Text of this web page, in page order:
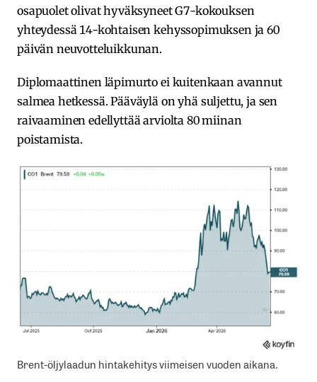
osapuolet olivat hyväksyneet G7-kokouksen
yhteydessä 14-kohtaisen kehyssopimuksen ja 60
päivän neuvotteluikkunan.
Diplomaattinen läpimurto ei kuitenkaan avannut
salmea hetkessä. Pääväylä on yhä suljettu, ja sen
raivaaminen edellyttää arviolta 80 miinan
poistamista.
Brent-öljylaadun hintakehitys viimeisen vuoden aikana.